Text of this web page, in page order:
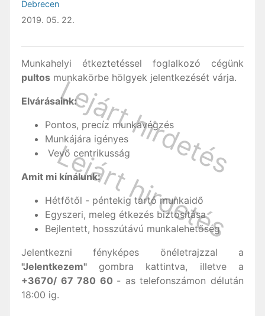
Debrecen
2019. 05. 22.
Munkahelyi étkeztetéssel foglalkozó cégünk
pultos munkakörbe hölgyek jelentkezését várja.
Elvárásaink:
Pontos, precíz munkavégzés
Munkájára igényes
Vevő centrikusság
Amit mi kínálunk:
Hétfőtől - péntekig tartó munkaidő
Egyszeri, meleg étkezés biztosítása
Bejlentett, hosszútávú munkalehetőség
Jelentkezni fényképes önéletrajzzal a
"Jelentkezem" gombra kattintva, illetve a
+3670/ 67 780 60 - as telefonszámon délután
18:00 ig.